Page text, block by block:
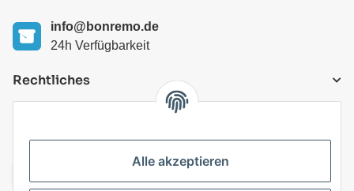
info@bonremo.de
24h Verfügbarkeit
Rechtliches
Alle akzeptieren